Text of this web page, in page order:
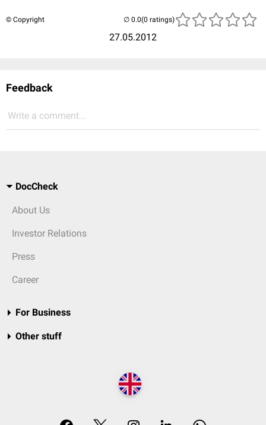
© Copyright
27.05.2012
(0 ratings)
Feedback
Write a comment...
DocCheck
About Us
Investor Relations
Press
Career
For Business
Other stuff